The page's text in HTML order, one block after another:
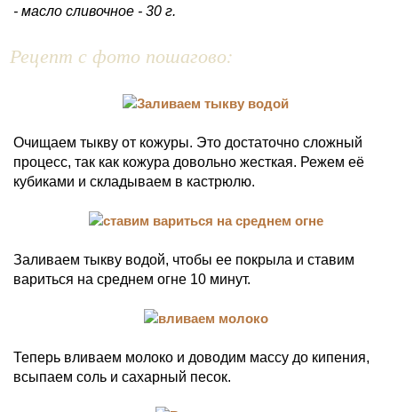
- масло сливочное - 30 г.
Рецепт с фото пошагово:
Очищаем тыкву от кожуры. Это достаточно сложный
процесс, так как кожура довольно жесткая. Режем её
кубиками и складываем в кастрюлю.
Заливаем тыкву водой, чтобы ее покрыла и ставим
вариться на среднем огне 10 минут.
Теперь вливаем молоко и доводим массу до кипения,
всыпаем соль и сахарный песок.